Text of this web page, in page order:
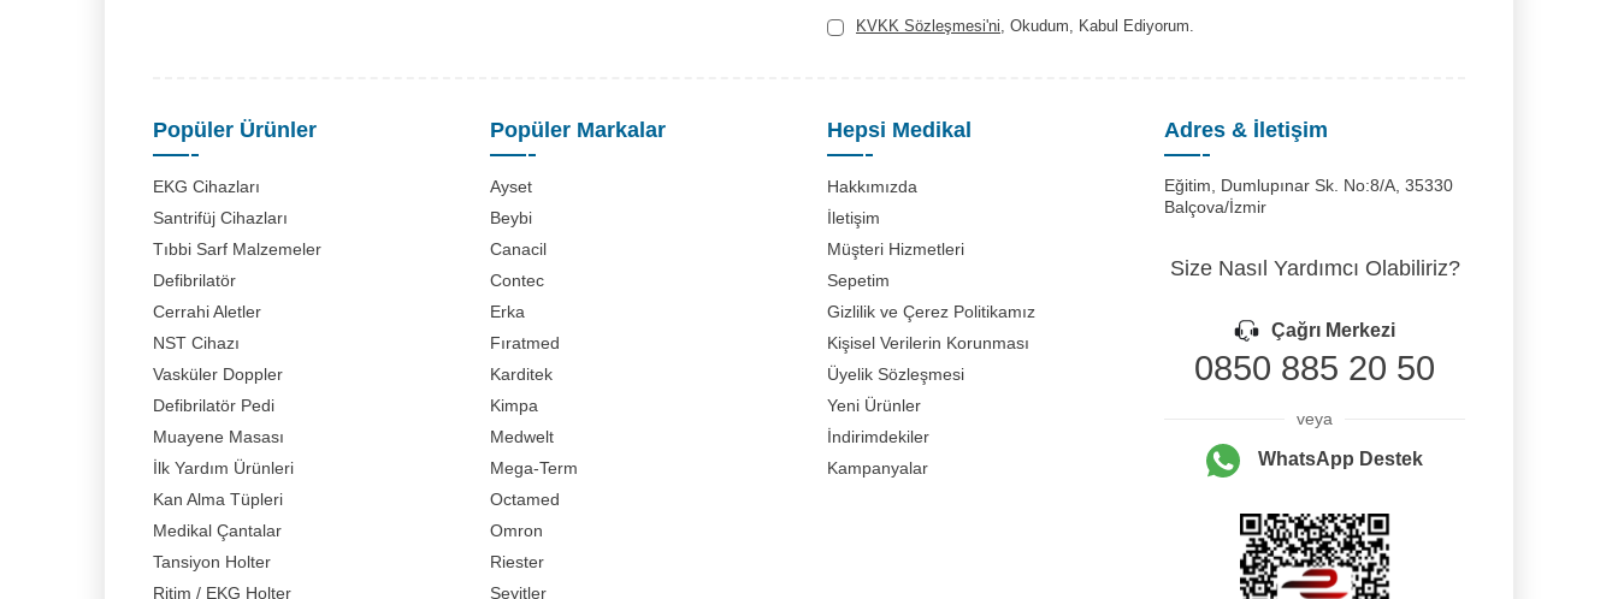
KVKK Sözleşmesi'ni , Okudum, Kabul Ediyorum.
Popüler Ürünler
EKG Cihazları
Santrifüj Cihazları
Tıbbi Sarf Malzemeler
Defibrilatör
Cerrahi Aletler
NST Cihazı
Vasküler Doppler
Defibrilatör Pedi
Muayene Masası
İlk Yardım Ürünleri
Kan Alma Tüpleri
Medikal Çantalar
Tansiyon Holter
Ritim / EKG Holter
Popüler Markalar
Ayset
Beybi
Canacil
Contec
Erka
Fıratmed
Karditek
Kimpa
Medwelt
Mega-Term
Octamed
Omron
Riester
Seyitler
Hepsi Medikal
Hakkımızda
İletişim
Müşteri Hizmetleri
Sepetim
Gizlilik ve Çerez Politikamız
Kişisel Verilerin Korunması
Üyelik Sözleşmesi
Yeni Ürünler
İndirimdekiler
Kampanyalar
Adres & İletişim
Eğitim, Dumlupınar Sk. No:8/A, 35330
Balçova/İzmir
Size Nasıl Yardımcı Olabiliriz?
Çağrı Merkezi
0850 885 20 50
veya
WhatsApp Destek